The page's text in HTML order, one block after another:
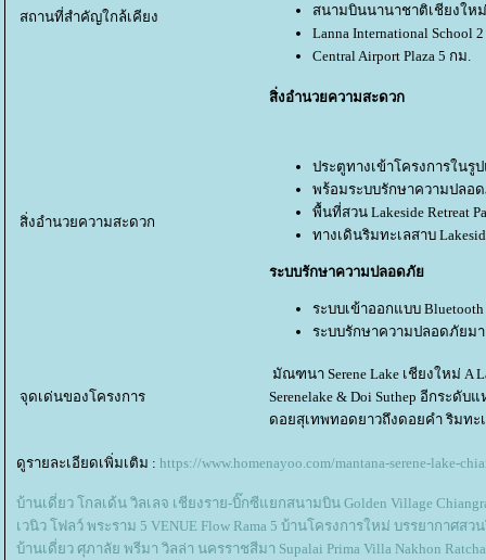
สถานที่สำคัญใกล้เคียง
สนามบินนานาชาติเชียงให
Lanna International School
Central Airport Plaza 5 กม.
สิ่งอำนวยความสะดวก
สิ่งอำนวยความสะดวก
ประตูทางเข้าโครงการในรูป
พร้อมระบบรักษาความปลอ
พื้นที่สวน Lakeside Retreat
ทางเดินริมทะเลสาบ
ระบบรักษาความปลอดภั
ระบบเข้าออกแบบ Bluetooth
ระบบรักษาความปลอดภัยม
จุดเด่นของโครงการ
มัณฑนา Serene Lake เชียงใหม่ A
Serenelake & Doi Suthep อีกระ
ดอยสุเทพทอดยาวถึงดอยคำ ริมท
ดูรายละเอียดเพิ่มเติม : https://www.homenayoo.com/mantana-serene-lake-
บ้านเดี่ยว โกลเด้น วิลเลจ เชียงราย-บิ๊กซีแยกสนามบิน Golden Village
เวนิว โฟลว์ พระราม 5 VENUE Flow Rama 5 บ้านโครงการใหม่ บรรยากาศสว
บ้านเดี่ยว ศุภาลัย พรีมา วิลล่า นครราชสีมา Supalai Prima Villa Nakhon